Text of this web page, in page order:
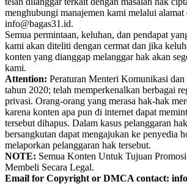
menghubungi manajemen kami melalui
info@bagas31.id.
Semua permintaan, keluhan, dan pendapat
kami akan diteliti dengan cermat dan jika
konten yang dianggap melanggar hak akan
kami.
Attention: Peraturan Menteri Komunikasi
tahun 2020; telah memperkenalkan berbagai
privasi. Orang-orang yang merasa hak-hak
karena konten apa pun di internet dapat
tersebut dihapus. Dalam kasus pelanggaran
bersangkutan dapat mengajukan ke penyedia
melaporkan pelanggaran hak tersebut.
NOTE: Semua Konten Untuk Tujuan
Membeli Secara Legal.
Email for Copyright or DMCA contact: